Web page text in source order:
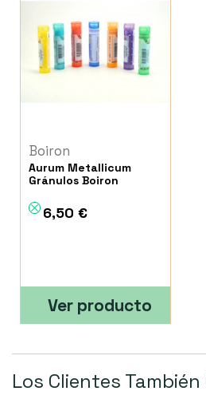
Boiron
Aurum Metallicum
Gránulos Boiron
6,50 €
Ver producto
Los Clientes